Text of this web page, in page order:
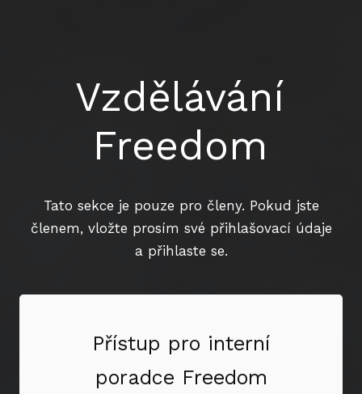
Vzdělávání
Freedom
Tato sekce je pouze pro členy. Pokud jste
členem, vložte prosím své přihlašovací údaje
a přihlaste se.
Přístup pro interní
poradce Freedom